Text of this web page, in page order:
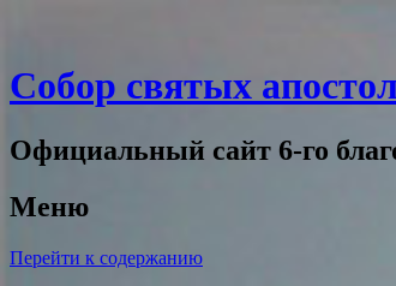
Собор святых
Официальный сайт 6-го
Меню
Перейти к содержанию